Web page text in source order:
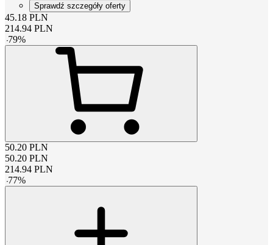
Sprawdź szczegóły oferty
45.18 PLN
214.94 PLN
-79%
50.20 PLN
50.20 PLN
214.94 PLN
-77%